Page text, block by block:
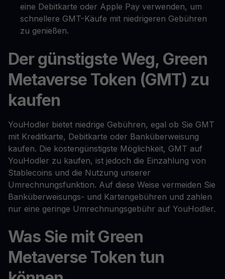
eine Debitkarte oder Apple Pay verwenden, um
schnellere GMT-Käufe mit niedrigeren Gebühren
zu genießen.
Der günstigste Weg, Green
Metaverse Token (GMT) zu
kaufen
YouHodler bietet niedrige Gebühren, egal ob Sie GMT
mit Kreditkarte, Debitkarte oder Banküberweisung
kaufen. Die kostengünstigste Möglichkeit, GMT auf
YouHodler zu kaufen, ist jedoch die Einzahlung von
Stablecoins und die Nutzung unserer
Umrechnungsfunktion. Auf diese Weise vermeiden Sie
Banküberweisungs- und Kartengebühren und zahlen
nur eine geringe Umrechnungsgebühr auf YouHodler.
Was Sie mit Green
Metaverse Token tun